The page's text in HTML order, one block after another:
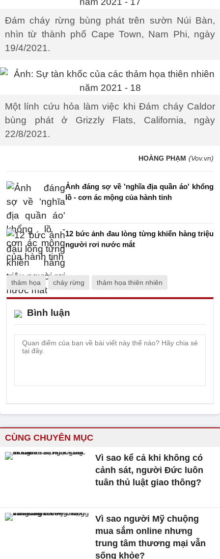
Đám cháy rừng bùng phát trên sườn Núi Bàn,
nhìn từ thành phố Cape Town, Nam Phi, ngày
19/4/2021.
Một lính cứu hỏa làm việc khi Đám cháy Caldor
bùng phát ở Grizzly Flats, California, ngày
22/8/2021.
HOÀNG PHẠM (Vov.vn)
Ảnh đáng sợ về 'nghĩa địa quần áo' khổng
lồ - cơn ác mộng của hành tinh
12 bức ảnh đau lòng từng khiến hàng triệu
người rơi nước mắt
thảm họa cháy rừng thảm họa thiên nhiên
Bình luận
CÙNG CHUYÊN MỤC
Vì sao kể cả khi không có
cảnh sát, người Đức luôn
tuân thủ luật giao thông?
Vì sao người Mỹ chuộng
mua sắm online nhưng
trung tâm thương mại vẫn
sống khỏe?